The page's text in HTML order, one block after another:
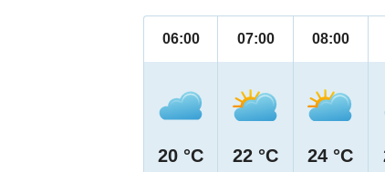
06:00
20 °C
07:00
22 °C
08:00
24 °C